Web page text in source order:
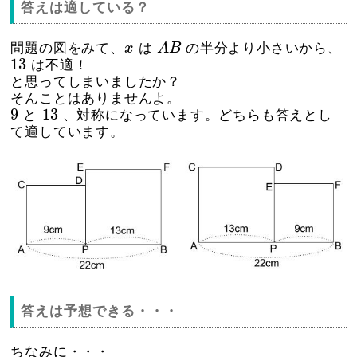
答えは適している？
問題の図をみて、 x
x は A B
A B の半分より小さいから、
13
13 は不適！
と思ってしまいましたか？
そんことはありませんよ。
9
9 と 13
13、対称になっています。どちらも答えとし
て適しています。
答えは予想できる・・・
ちなみに・・・